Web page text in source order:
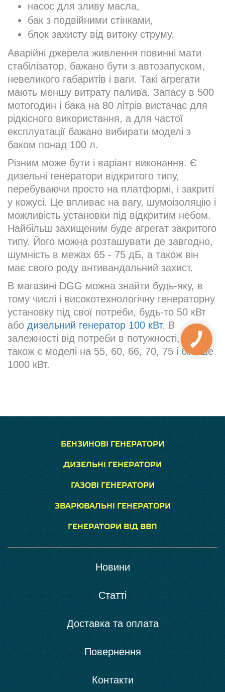
насос для зливу масла,
бак з подвійними стінками,
блок захисту від витоку струму.
Аварійні джерела живлення повинні мати
стабілізатор, бажано бути з автозапуском,
невеликого габаритів і ваги. Такі агрегати
мають меншу витрату палива. Запасу в 500
мотогодин і бака на 80 літрів вистачає для
рідкісного використання, а для частої
експлуатації бажано вибирати моделі з
баком понад 100 л.
Різним може бути і варіант виконання. Є
дизельні генератори відкритого типу,
перебуваючи просто на платформі, і закриті
у кожусі. Це впливає на вагу, шумоізоляцію і
можливість установки під відкритим небом.
Найбільш захищеним буде агрегат закритого
типу. Його можна розташувати де завгодно,
шумність в межах 65 - 75 дБ, а також він
має свого роду антивандальний захист.
В магазині DGG можна знайти будь-яку, в
тому числі і високотехнологічну генераторну
установку під свої потреби, будь-то 50 кВт
або дизельний генератор 100 кВт. В
залежності від потреби в потужності, тут
також є моделі на 55, 60, 66, 70, 75 і більше
1000 кВт.
БЕНЗИНОВІ ГЕНЕРАТОРИ
ДИЗЕЛЬНІ ГЕНЕРАТОРИ
ГАЗОВІ ГЕНЕРАТОРИ
ЗВАРЮВАЛЬНІ ГЕНЕРАТОРИ
ГЕНЕРАТОРИ ВІД ВВП
Новини
Статті
Доставка та оплата
Повернення
Контакти